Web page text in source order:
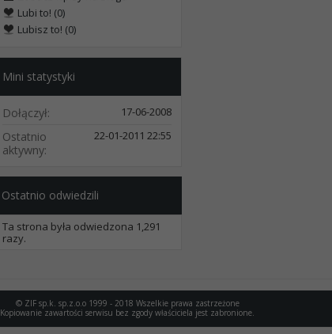
Lubi to! (0)
Lubisz to! (0)
Mini statystyki
Dołączył 17-06-2008
Ostatnio
aktywny
22-01-2011 22:55
Ostatnio odwiedzili
Ta strona była odwiedzona 1,291
razy.
© ZIF sp.k. sp.z.o.o 1999 - 2018 Wszelkie prawa zastrzeżone
Kopiowanie zawartości serwisu bez zgody właściciela jest zabronione.